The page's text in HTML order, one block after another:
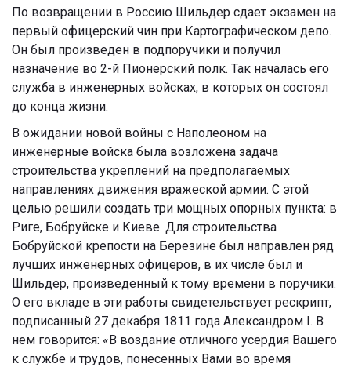
По возвращении в Россию Шильдер сдает экзамен на
первый офицерский чин при Картографическом депо.
Он был произведен в подпоручики и получил
назначение во 2-й Пионерский полк. Так началась его
служба в инженерных войсках, в которых он состоял
до конца жизни.
В ожидании новой войны с Наполеоном на
инженерные войска была возложена задача
строительства укреплений на предполагаемых
направлениях движения вражеской армии. С этой
целью решили создать три мощных опорных пункта: в
Риге, Бобруйске и Киеве. Для строительства
Бобруйской крепости на Березине был направлен ряд
лучших инженерных офицеров, в их числе был и
Шильдер, произведенный к тому времени в поручики.
О его вкладе в эти работы свидетельствует рескрипт,
подписанный 27 декабря 1811 года Александром I. В
нем говорится: «В воздание отличного усердия Вашего
к службе и трудов, понесенных Вами во время